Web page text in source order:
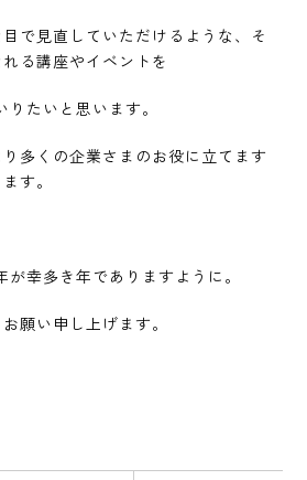
で見直していただけるような、そ
る講座やイベントを
たいと思います。
多くの企業さまのお役に立てます
す。
幸多き年でありますように。
願い申し上げます。